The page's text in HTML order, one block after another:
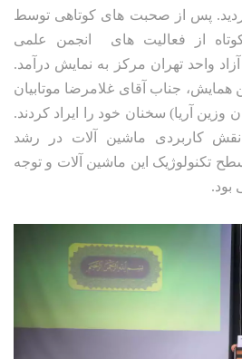
پس از صحبت های کوتاهی توسط
از فعالیت های انجمن علمی
واحد تهران مرکز به نمایش درآمد.
همایش، جناب آقای غلامرضا موتابیان
آریا) سخنان خود را ایراد کردند.
کاربردی ماشین آلات در رشد
تکنولوژیک این ماشین آلات و توجه
بود.